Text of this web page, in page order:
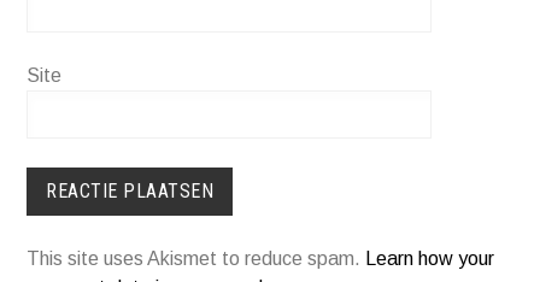
Site
This site uses Akismet to reduce spam. Learn how your